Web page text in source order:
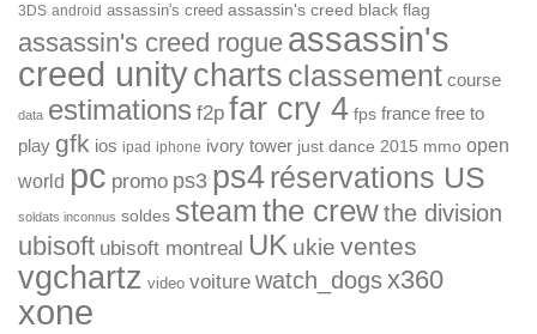
3DS android assassin's creed assassin's creed black flag
assassin's creed rogue assassin's
creed unitycharts classement course
data estimations f2p far cry 4 fps france free to
play gfk ios ipad iphone ivory tower just dance 2015 mmo open
world pc promo ps3 ps4réservations US
soldats inconnus soldes steamthe crewthe division
ubisoft ubisoft montreal UK ukie ventes
vgchartz video voiture watch_dogsx360
xone